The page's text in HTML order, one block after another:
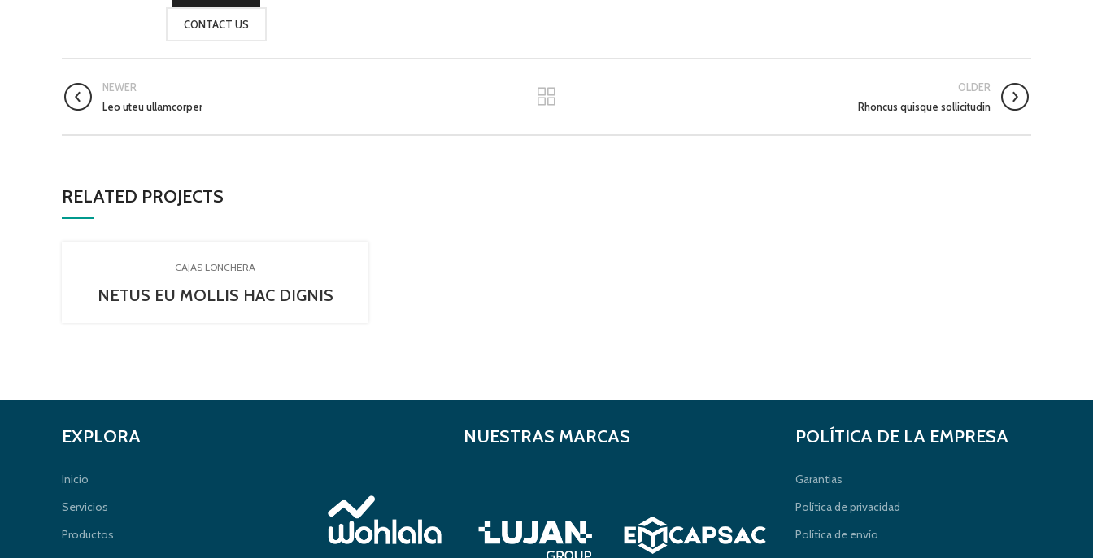
CONTACT US
NEWER
Leo uteu ullamcorper
OLDER
Rhoncus quisque sollicitudin
RELATED PROJECTS
CAJAS LONCHERA
NETUS EU MOLLIS HAC DIGNIS
EXPLORA
Inicio
Servicios
Productos
NUESTRAS MARCAS POLÍTICA DE LA EMPRESA
Garantias
Política de privacidad
Política de envío